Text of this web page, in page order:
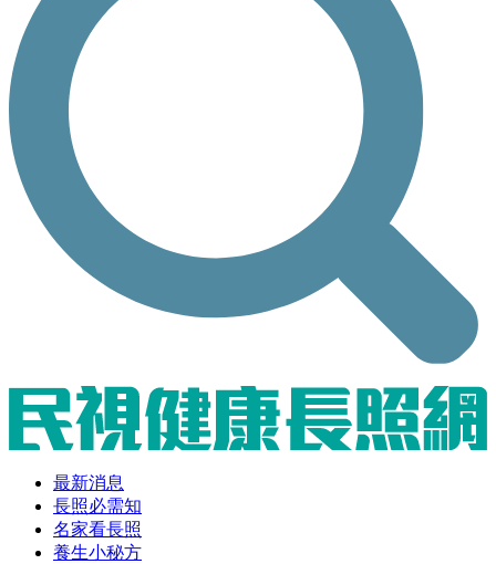
最新消息
長照必需知
名家看長照
養生小秘方